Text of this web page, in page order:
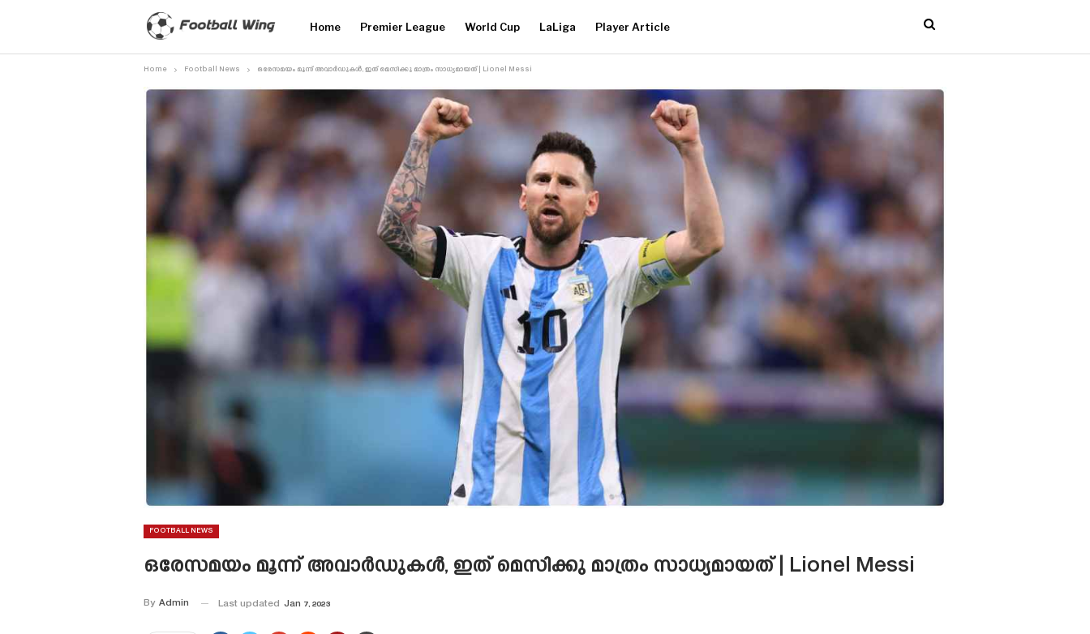
Home Premier League World Cup LaLiga Player Article
Home Football News ഒരേസമയം മൂന്ന് അവാർഡുകൾ, ഇത് മെസിക്കു മാത്രം സാധ്യമായത് | Lionel Messi
FOOTBALL NEWS
ഒരേസമയം മൂന്ന് അവാർഡുകൾ, ഇത് മെസിക്കു മാത്രം സാധ്യമായത് | Lionel Messi
By Admin Last updated Jan 7, 2023